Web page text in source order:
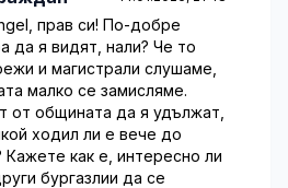
прав си! По-добре
да я видят, нали? Че то
и магистрали слушаме,
малко се замисляме.
от общината да я удължат,
ходил ли е вече до
Кажете как е, интересно ли
бургазлии да се